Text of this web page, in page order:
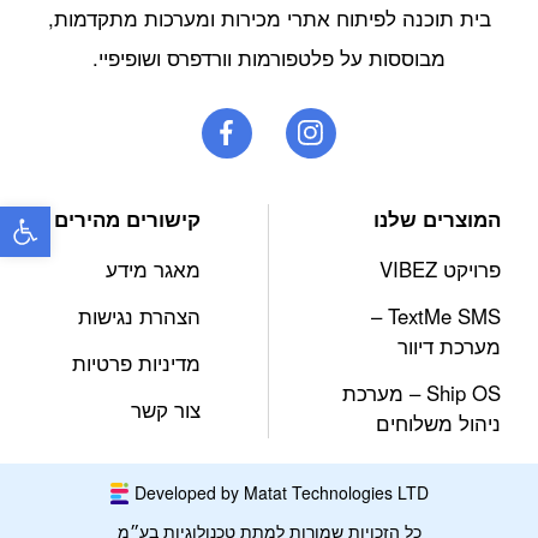
בית תוכנה לפיתוח אתרי מכירות ומערכות מתקדמות,
מבוססות על פלטפורמות וורדפרס ושופיפיי.
המוצרים שלנו
פרויקט VIBEZ
TextMe SMS –
מערכת דיוור
Ship OS – מערכת
ניהול משלוחים
קישורים מהירים
מאגר מידע
הצהרת נגישות
מדיניות פרטיות
צור קשר
כל הזכויות שמורות למתת טכנולוגיות בע״מ
Developed by Matat Technologies LTD